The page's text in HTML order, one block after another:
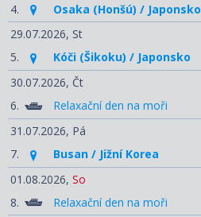
4.
Osaka (Honšú) / Japonsko
29.07.2026, St
5.
Kóči (Šikoku) / Japonsko
30.07.2026, Čt
6.
Relaxační den na moři
31.07.2026, Pá
7.
Busan / Jižní Korea
01.08.2026, So
8.
Relaxační den na moři